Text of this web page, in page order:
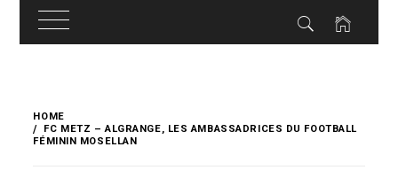
content
HOME
FC METZ – ALGRANGE, LES AMBASSADRICES DU FOOTBALL
FÉMININ MOSELLAN